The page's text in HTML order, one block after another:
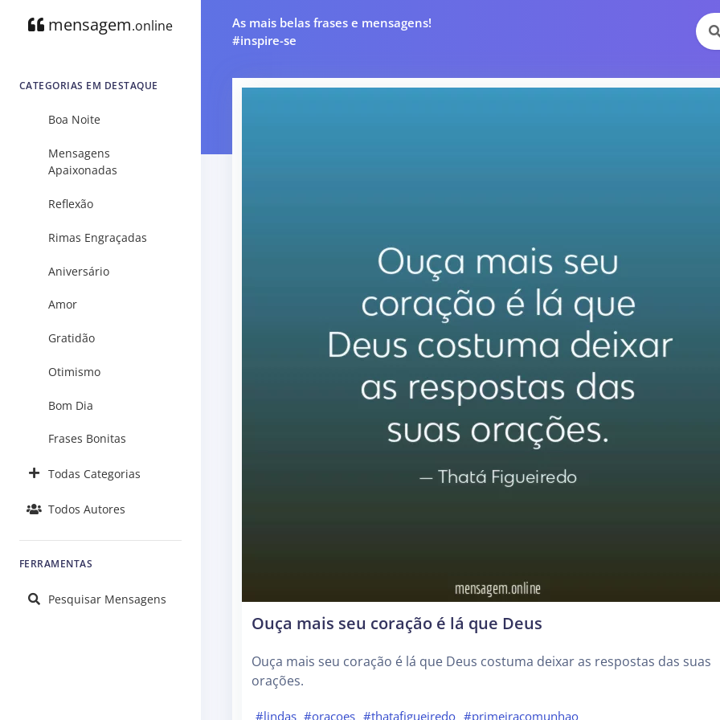
mensagem.online
CATEGORIAS EM DESTAQUE
Boa Noite
Mensagens
Apaixonadas
Reflexão
Rimas Engraçadas
Aniversário
Amor
Gratidão
Otimismo
Bom Dia
Frases Bonitas
Todas Categorias
Todos Autores
FERRAMENTAS
Pesquisar Mensagens
As mais belas frases e mensagens!
#inspire-se
Ouça mais seu coração é lá que Deus
Ouça mais seu coração é lá que Deus costuma deixar as respostas das suas
orações.
#lindas #oracoes #thatafigueiredo #primeiracomunhao